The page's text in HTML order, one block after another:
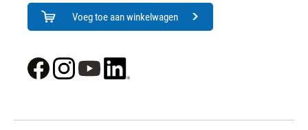
Voeg toe aan winkelwagen